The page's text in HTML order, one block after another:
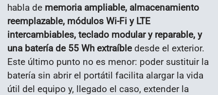
habla de memoria ampliable, almacenamiento
reemplazable, módulos Wi-Fi y LTE
intercambiables, teclado modular y reparable, y
una batería de 55 Wh extraíbledesde el exterior.
Este último punto no es menor: poder sustituir la
batería sin abrir el portátil facilita alargar la vida
útil del equipo y, llegado el caso, extender la